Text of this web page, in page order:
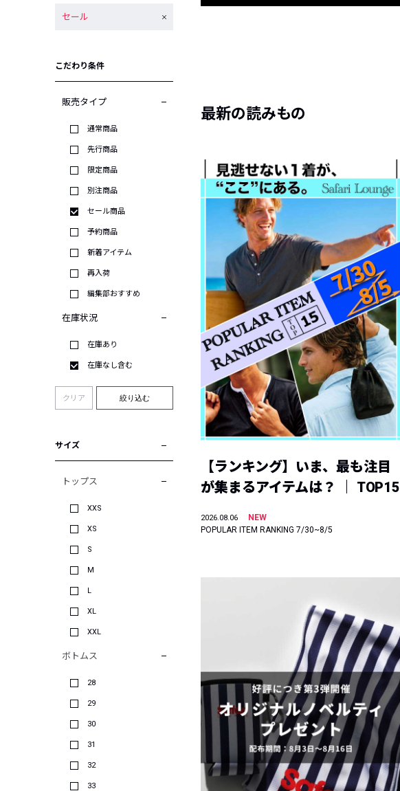
セール
こだわり条件
販売タイプ
通常商品
先行商品
限定商品
別注商品
セール商品
予約商品
新着アイテム
再入荷
編集部おすすめ
在庫状況
在庫あり
在庫なし含む
クリア 絞り込む
サイズ
トップス
XXS
XS
S
M
L
XL
XXL
ボトムス
28
29
30
31
32
33
最新の読みもの
【ランキング】いま、最も注目
が集まるアイテムは？ ｜ TOP15
2026.08.06
NEW
POPULAR ITEM RANKING 7/30~8/5